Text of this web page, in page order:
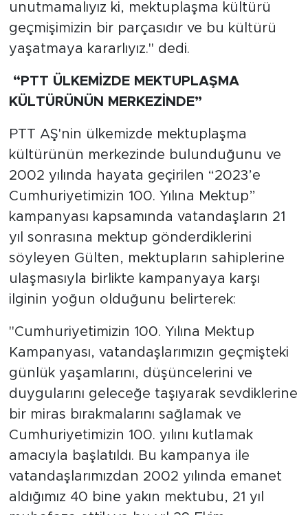
unutmamalıyız ki, mektuplaşma kültürü
geçmişimizin bir parçasıdır ve bu kültürü
yaşatmaya kararlıyız." dedi.
“PTT ÜLKEMİZDE MEKTUPLAŞMA
KÜLTÜRÜNÜN MERKEZİNDE”
PTT AŞ'nin ülkemizde mektuplaşma
kültürünün merkezinde bulunduğunu ve
2002 yılında hayata geçirilen “2023’e
Cumhuriyetimizin 100. Yılına Mektup”
kampanyası kapsamında vatandaşların 21
yıl sonrasına mektup gönderdiklerini
söyleyen Gülten, mektupların sahiplerine
ulaşmasıyla birlikte kampanyaya karşı
ilginin yoğun olduğunu belirterek:
"Cumhuriyetimizin 100. Yılına Mektup
Kampanyası, vatandaşlarımızın geçmişteki
günlük yaşamlarını, düşüncelerini ve
duygularını geleceğe taşıyarak sevdiklerine
bir miras bırakmalarını sağlamak ve
Cumhuriyetimizin 100. yılını kutlamak
amacıyla başlatıldı. Bu kampanya ile
vatandaşlarımızdan 2002 yılında emanet
aldığımız 40 bine yakın mektubu, 21 yıl